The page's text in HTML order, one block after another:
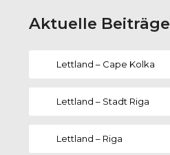
Aktuelle Beiträge
Lettland – Cape Kolka
Lettland – Stadt Riga
Lettland – Riga